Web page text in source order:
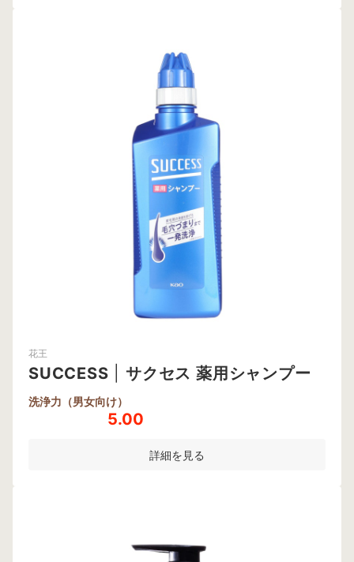
花王
SUCCESS サクセス 薬用シャンプー
洗浄力（男女向け）
5.00
詳細を見る